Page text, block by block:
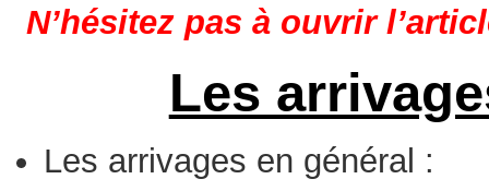
N’hésitez pas à ouvrir
Les
Les arrivages en général :